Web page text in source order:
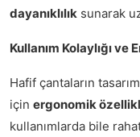
dayanıklılık sunarak
Kullanım Kolaylığı ve
Hafif çantaların
için ergonomik
kullanımlarda bile